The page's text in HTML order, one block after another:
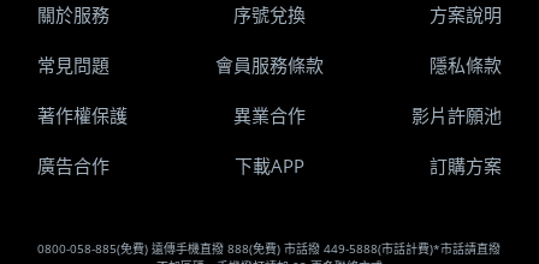
0800-058-885(免費) 遠傳手機直撥 888(免費) 市話撥 449-5888(市話計費)*市話請直撥
關於服務 序號兌換 方案說明
常見問題 會員服務條款 隱私條款
著作權保護 異業合作 影片許願池
廣告合作 下載APP 訂購方案